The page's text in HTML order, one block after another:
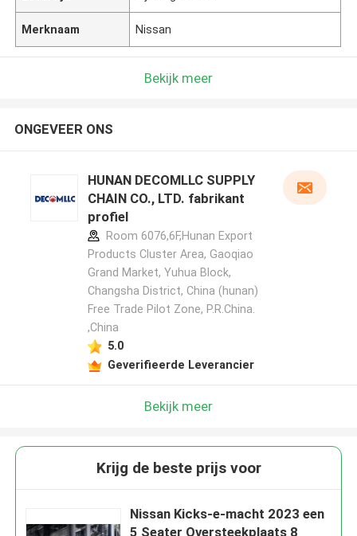
Merknaam Nissan
Bekijk meer
ONGEVEER ONS
HUNAN DECOMLLC SUPPLY
CHAIN CO., LTD. fabrikant
profiel
Room 6076,6F,Hunan Export
Products Cluster Area, Gaoqiao
Grand Market, Yuhua Block,
Changsha District, China (hunan)
Free Trade Pilot Zone, P.R.China.
,China
5.0
Geverifieerde Leverancier
Bekijk meer
Krijg de beste prijs voor
Nissan Kicks-e-macht 2023 een
5 Seater Oversteekplaats 8